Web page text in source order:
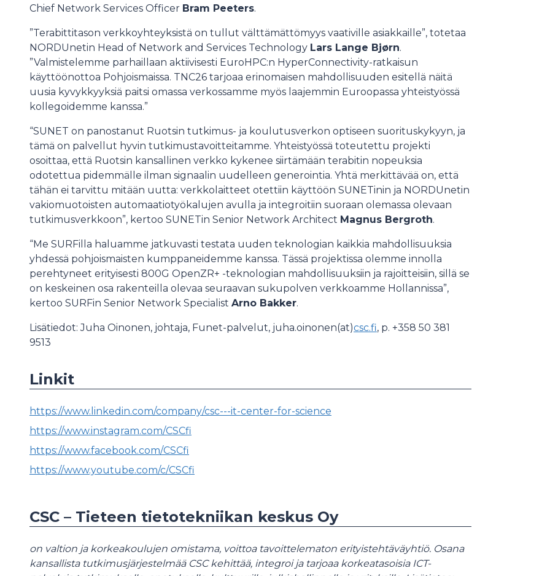
Chief Network Services Officer Bram Peeters.
”Terabittitason verkkoyhteyksistä on tullut välttämättömyys vaativille asiakkaille”, totetaa
NORDUnetin Head of Network and Services Technology Lars Lange Bjørn.
”Valmistelemme parhaillaan aktiivisesti EuroHPC:n HyperConnectivity-ratkaisun
käyttöönottoa Pohjoismaissa. TNC26 tarjoaa erinomaisen mahdollisuuden esitellä näitä
uusia kyvykkyyksiä paitsi omassa verkossamme myös laajemmin Euroopassa yhteistyössä
kollegoidemme kanssa.”
“SUNET on panostanut Ruotsin tutkimus- ja koulutusverkon optiseen suorituskykyyn, ja
tämä on palvellut hyvin tutkimustavoitteitamme. Yhteistyössä toteutettu projekti
osoittaa, että Ruotsin kansallinen verkko kykenee siirtämään terabitin nopeuksia
odotettua pidemmälle ilman signaalin uudelleen generointia. Yhtä merkittävää on, että
tähän ei tarvittu mitään uutta: verkkolaitteet otettiin käyttöön SUNETinin ja NORDUnetin
vakiomuotoisten automaatiotyökalujen avulla ja integroitiin suoraan olemassa olevaan
tutkimusverkkoon”, kertoo SUNETin Senior Network Architect Magnus Bergroth.
“Me SURFilla haluamme jatkuvasti testata uuden teknologian kaikkia mahdollisuuksia
yhdessä pohjoismaisten kumppaneidemme kanssa. Tässä projektissa olemme innolla
perehtyneet erityisesti 800G OpenZR+ -teknologian mahdollisuuksiin ja rajoitteisiin, sillä se
on keskeinen osa rakenteilla olevaa seuraavan sukupolven verkkoamme Hollannissa”,
kertoo SURFin Senior Network Specialist Arno Bakker.
Lisätiedot: Juha Oinonen, johtaja, Funet-palvelut, juha.oinonen(at)csc.fi, p. +358 50 381
9513
Linkit
https://www.linkedin.com/company/csc---it-center-for-science
https://www.instagram.com/CSCfi
https://www.facebook.com/CSCfi
https://www.youtube.com/c/CSCfi
CSC – Tieteen tietotekniikan keskus Oy
on valtion ja korkeakoulujen omistama, voittoa tavoittelematon erityistehtäväyhtiö. Osana
kansallista tutkimusjärjestelmää CSC kehittää, integroi ja tarjoaa korkeatasoisia ICT-